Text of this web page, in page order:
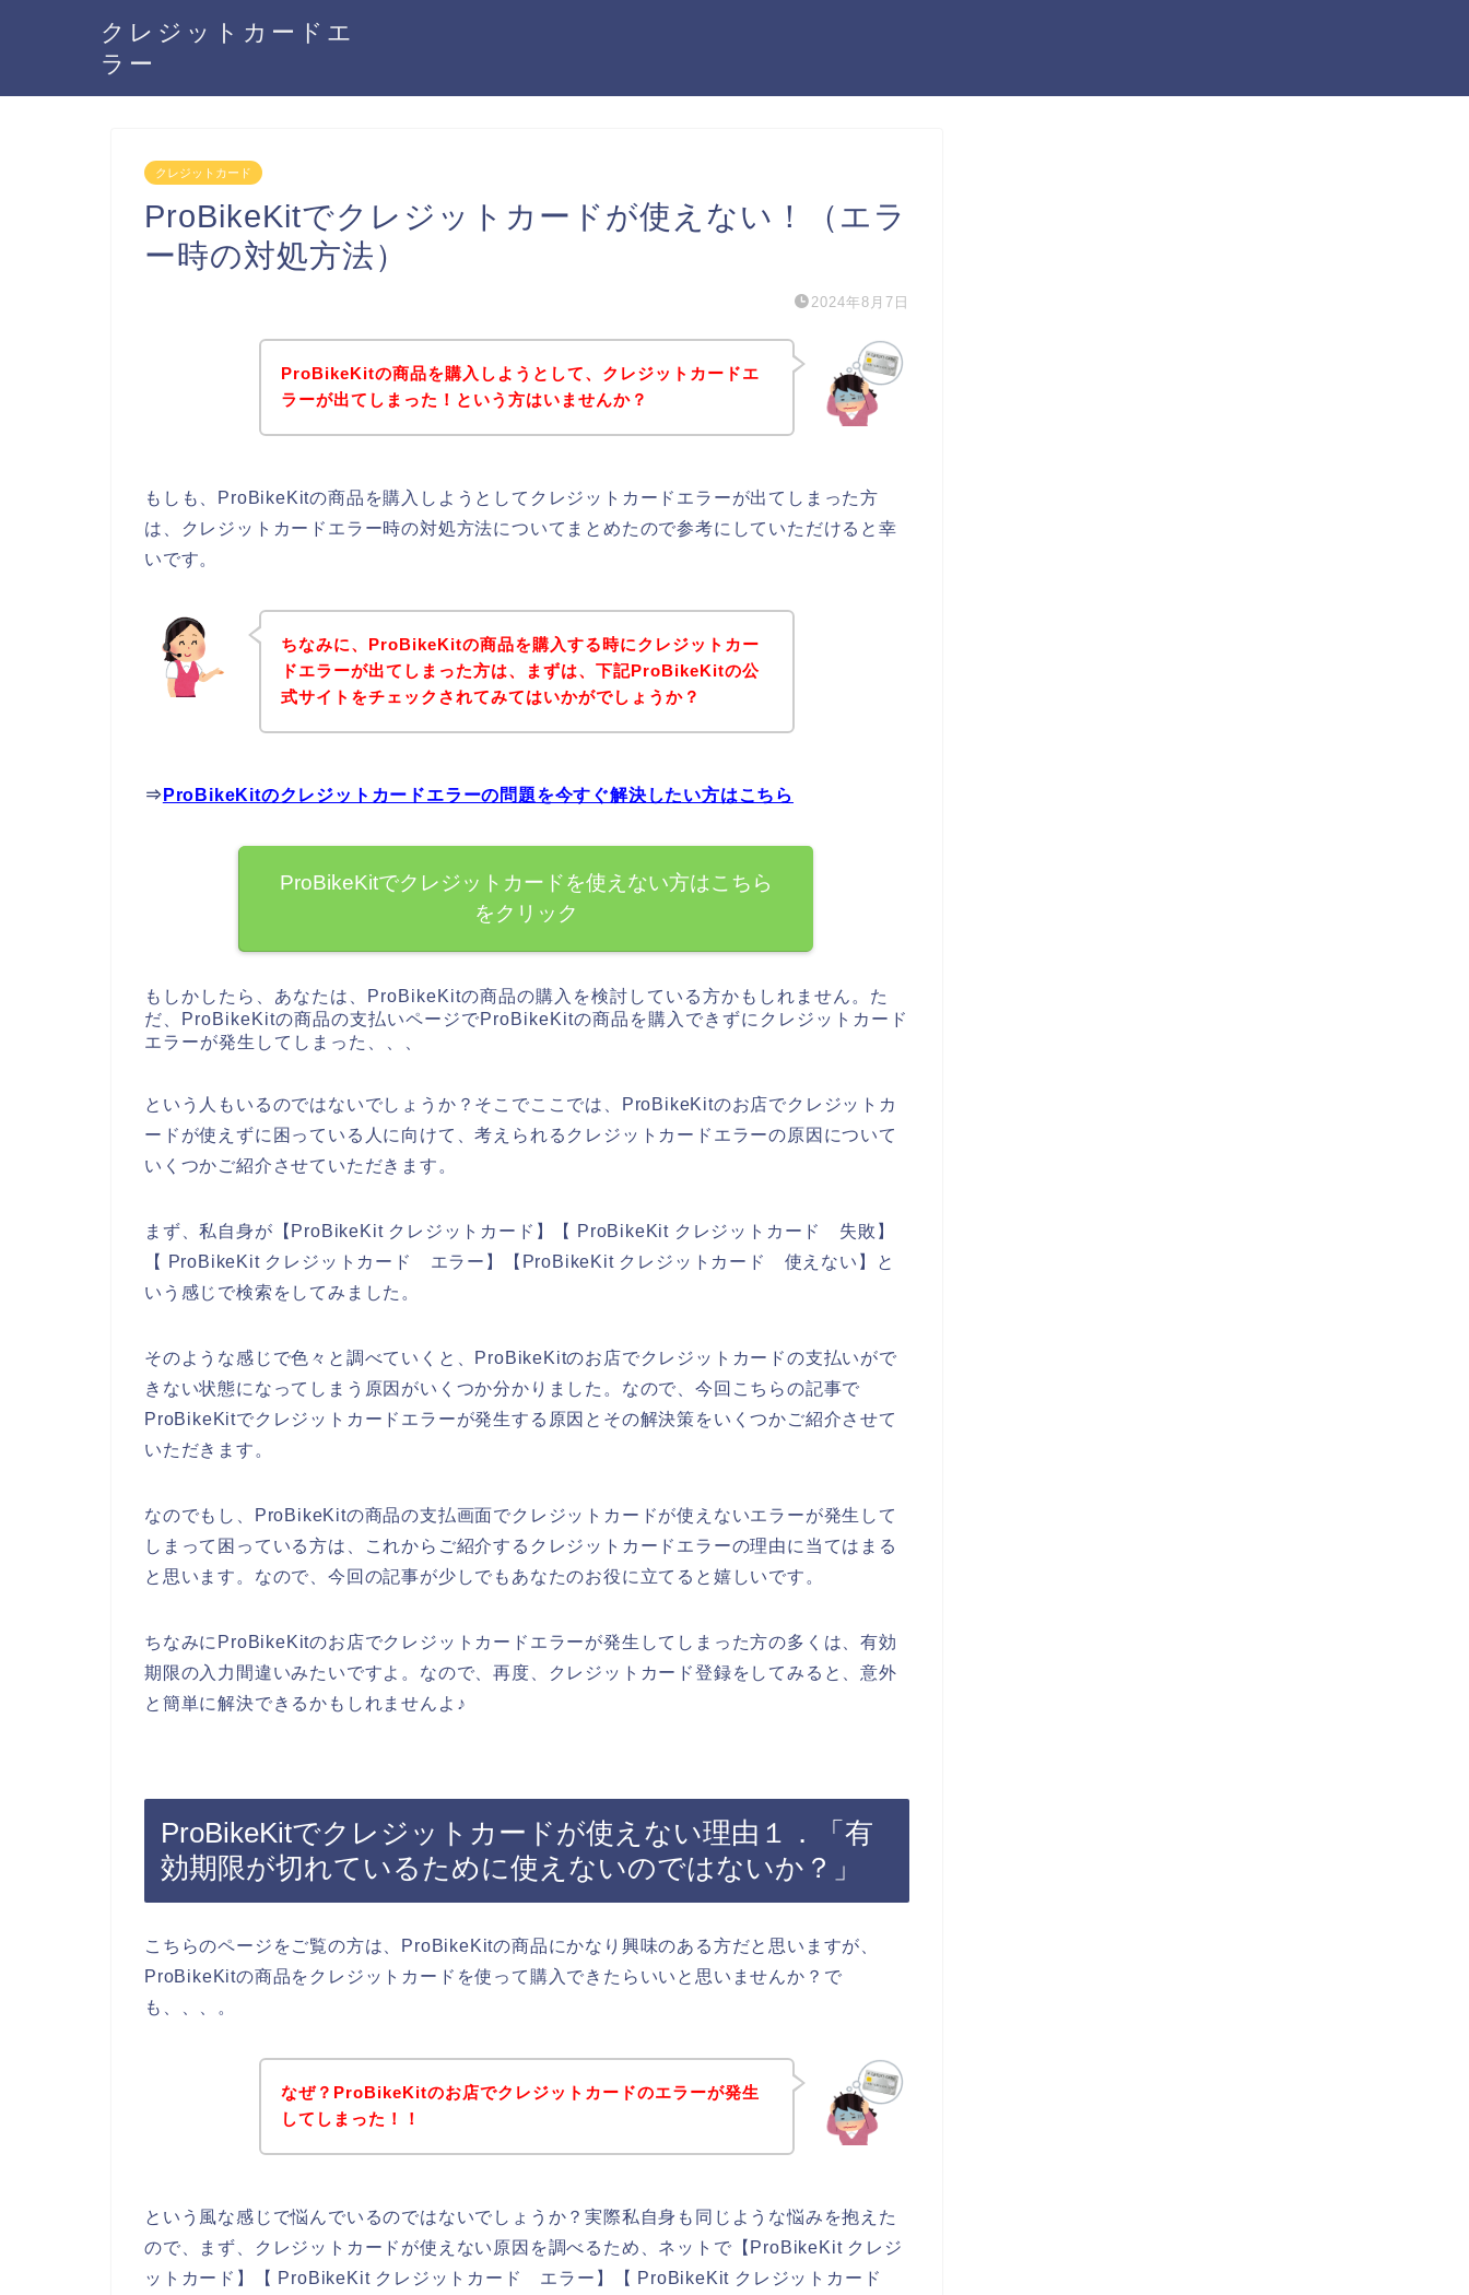
クレジットカードエ
ラー
クレジットカード
ProBikeKitでクレジットカードが使えない！（エラ
ー時の対処方法）
2024年8月7日
ProBikeKitの商品を購入しようとして、クレジットカードエ
ラーが出てしまった！という方はいませんか？
もしも、ProBikeKitの商品を購入しようとしてクレジットカードエラーが出てしまった方
は、クレジットカードエラー時の対処方法についてまとめたので参考にしていただけると幸
いです。
ちなみに、ProBikeKitの商品を購入する時にクレジットカー
ドエラーが出てしまった方は、まずは、下記ProBikeKitの公
式サイトをチェックされてみてはいかがでしょうか？
⇒ ProBikeKitのクレジットカードエラーの問題を今すぐ解決したい方はこちら
ProBikeKitでクレジットカードを使えない方はこちら
をクリック
もしかしたら、あなたは、ProBikeKitの商品の購入を検討している方かもしれません。た
だ、ProBikeKitの商品の支払いページでProBikeKitの商品を購入できずにクレジットカード
エラーが発生してしまった、、、
という人もいるのではないでしょうか？そこでここでは、ProBikeKitのお店でクレジットカ
ードが使えずに困っている人に向けて、考えられるクレジットカードエラーの原因について
いくつかご紹介させていただきます。
まず、私自身が【ProBikeKit クレジットカード】【 ProBikeKit クレジットカード 失敗】
【 ProBikeKit クレジットカード エラー】【ProBikeKit クレジットカード 使えない】と
いう感じで検索をしてみました。
そのような感じで色々と調べていくと、ProBikeKitのお店でクレジットカードの支払いがで
きない状態になってしまう原因がいくつか分かりました。なので、今回こちらの記事で
ProBikeKitでクレジットカードエラーが発生する原因とその解決策をいくつかご紹介させて
いただきます。
なのでもし、ProBikeKitの商品の支払画面でクレジットカードが使えないエラーが発生して
しまって困っている方は、これからご紹介するクレジットカードエラーの理由に当てはまる
と思います。なので、今回の記事が少しでもあなたのお役に立てると嬉しいです。
ちなみにProBikeKitのお店でクレジットカードエラーが発生してしまった方の多くは、有効
期限の入力間違いみたいですよ。なので、再度、クレジットカード登録をしてみると、意外
と簡単に解決できるかもしれませんよ♪
ProBikeKitでクレジットカードが使えない理由１．「有
効期限が切れているために使えないのではないか？」
こちらのページをご覧の方は、ProBikeKitの商品にかなり興味のある方だと思いますが、
ProBikeKitの商品をクレジットカードを使って購入できたらいいと思いませんか？で
も、、、。
なぜ？ProBikeKitのお店でクレジットカードのエラーが発生
してしまった！！
という風な感じで悩んでいるのではないでしょうか？実際私自身も同じような悩みを抱えた
ので、まず、クレジットカードが使えない原因を調べるため、ネットで【ProBikeKit クレジ
ットカード】【 ProBikeKit クレジットカード エラー】【 ProBikeKit クレジットカード